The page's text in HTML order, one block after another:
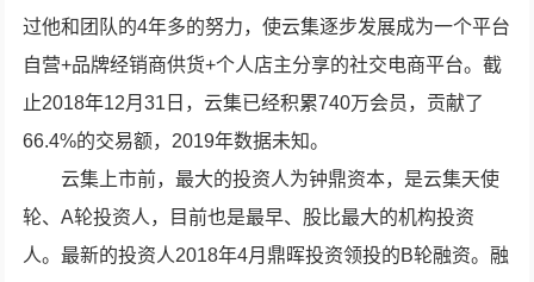
过他和团队的4年多的努力，使云集逐步发展成为一个平台
自营+品牌经销商供货+个人店主分享的社交电商平台。截
止2018年12月31日，云集已经积累740万会员，贡献了
66.4%的交易额，2019年数据未知。
云集上市前，最大的投资人为钟鼎资本，是云集天使
轮、A轮投资人，目前也是最早、股比最大的机构投资
人。最新的投资人2018年4月鼎晖投资领投的B轮融资。融